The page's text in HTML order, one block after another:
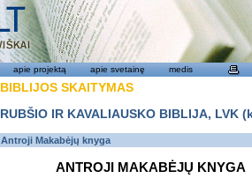
apie projektą apie svetainę medis
BIBLIJOS SKAITYMAS
RUBŠIO IR KAVALIAUSKO BIBLIJA,
Antroji Makabėjų knyga
ANTROJI MAKABĖJŲ KNYGA